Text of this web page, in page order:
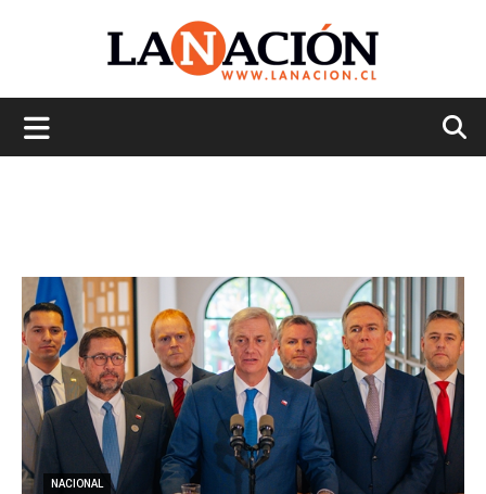
NACIONAL